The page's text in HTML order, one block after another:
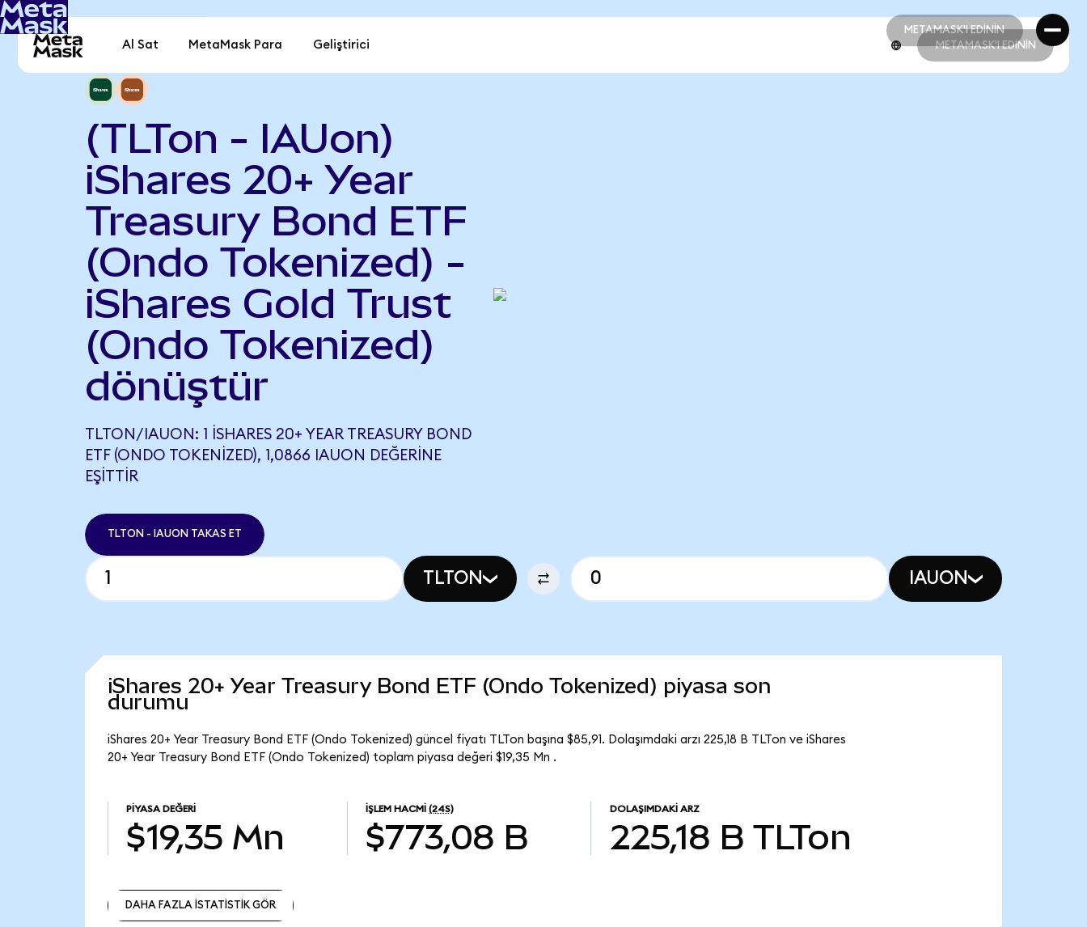
METAMASK'I EDİNİN
METAMASK'I EDİNİN
Al Sat MetaMask Para Geliştirici METAMASK'I EDİNİN
(TLTon - IAUon)
iShares 20+ Year
Treasury Bond ETF
(Ondo Tokenized) -
iShares Gold Trust
(Ondo Tokenized)
dönüştür
TLTON/IAUON: 1 ISHARES 20+ YEAR TREASURY BOND
ETF (ONDO TOKENIZED), 1,0866 IAUON DEĞERINE
EŞITTIR
TLTON - IAUON TAKAS ET
TLTON IAUON
iShares 20+ Year Treasury Bond ETF (Ondo Tokenized) piyasa son
durumu
iShares 20+ Year Treasury Bond ETF (Ondo Tokenized) güncel fiyatı TLTon başına $85,91. Dolaşımdaki arzı 225,18 B TLTon ve iShares
20+ Year Treasury Bond ETF (Ondo Tokenized) toplam piyasa değeri $19,35 Mn .
PIYASA DEĞERI
$19,35 Mn
İŞLEM HACMI (24S)
$773,08 B
DOLAŞIMDAKI ARZ
225,18 B TLTon
DAHA FAZLA İSTATİSTİK GÖR